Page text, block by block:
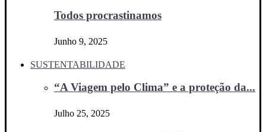
Todos procrastinamos
Junho 9, 2025
SUSTENTABILIDADE
“A Viagem pelo Clima” e a proteção da...
Julho 25, 2025